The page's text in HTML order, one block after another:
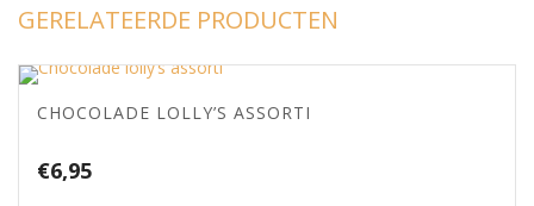
GERELATEERDE PRODUCTEN
CHOCOLADE LOLLY’S ASSORTI
€6,95